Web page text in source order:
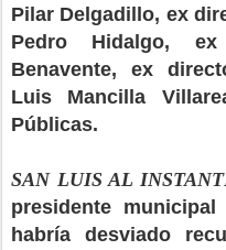
Pilar Delgadillo, ex
Pedro Hidalgo,
Benavente, ex
Luis Mancilla
Públicas.
SAN LUIS AL
presidente
habría desviado